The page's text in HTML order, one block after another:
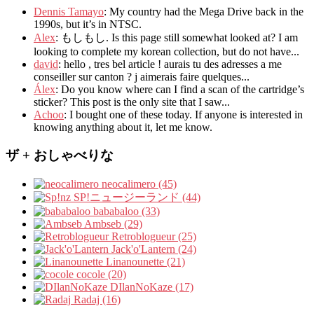
Dennis Tamayo: My country had the Mega Drive back in the
1990s, but it’s in NTSC.
Alex: もしもし. Is this page still somewhat looked at? I am
looking to complete my korean collection, but do not have...
david: hello , tres bel article ! aurais tu des adresses a me
conseiller sur canton ? j aimerais faire quelques...
Álex: Do you know where can I find a scan of the cartridge’s
sticker? This post is the only site that I saw...
Achoo: I bought one of these today. If anyone is interested in
knowing anything about it, let me know.
ザ + おしゃべりな
neocalimero (45)
SP!ニュージーランド (44)
bababaloo (33)
Ambseb (29)
Retroblogueur (25)
Jack'o'Lantern (24)
Linanounette (21)
cocole (20)
DIlanNoKaze (17)
Radaj (16)